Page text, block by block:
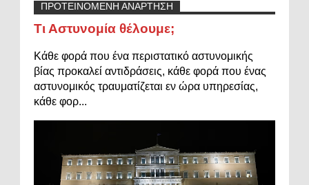
ΠΡΟΤΕΙΝΟΜΕΝΗ ΑΝΑΡΤΗΣΗ
Τι Αστυνομία θέλουμε;
Κάθε φορά που ένα περιστατικό αστυνομικής
βίας προκαλεί αντιδράσεις, κάθε φορά που ένας
αστυνομικός τραυματίζεται εν ώρα υπηρεσίας,
κάθε φορ...